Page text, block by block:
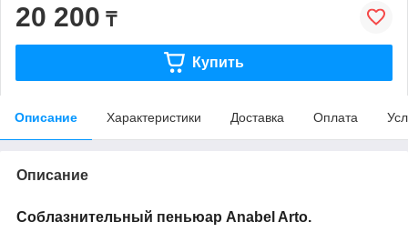
20 200 ₸
Купить
Описание Характеристики Доставка Оплата
Описание
Соблазнительный пеньюар Anabel Arto.